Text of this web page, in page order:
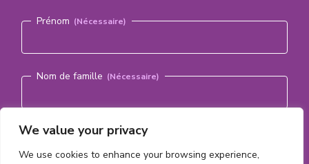
We value your privacy
We use cookies to enhance your browsing experience,
Prénom
Nom de famille
Courriel (Nécessaire)